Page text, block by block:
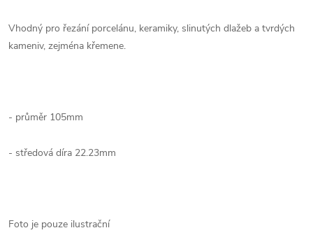
Vhodný pro řezání porcelánu, keramiky, slinutých dlažeb a tvrdých
kameniv, zejména křemene.
- průměr 105mm
- středová díra 22.23mm
Foto je pouze ilustrační